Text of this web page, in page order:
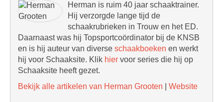
Herman is ruim 40 jaar schaaktrainer.
Hij verzorgde lange tijd de
schaakrubrieken in Trouw en het ED.
Daarnaast was hij Topsportcoördinator bij de KNSB
en is hij auteur van diverse schaakboeken en werkt
hij voor Schaaksite. Klik hier voor series die hij op
Schaaksite heeft gezet.
Bekijk alle artikelen van Herman Grooten
Website